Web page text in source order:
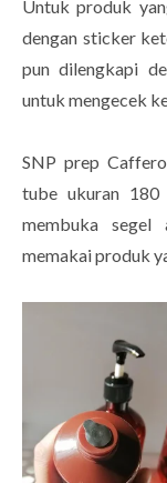
Untuk produk
dengan sticker
pun dilengkapi
untuk mengecek
SNP prep
tube ukuran
membuka segel
memakai produk